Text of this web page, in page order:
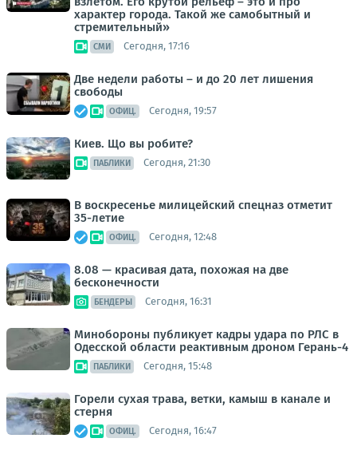
характер города. Такой же самобытный и
стремительный»
СМИ Сегодня, 17:16
Две недели работы – и до 20 лет лишения
свободы
ОФИЦ. Сегодня, 19:57
Киев. Що вы робите?
ПАБЛИКИ Сегодня, 21:30
В воскресенье милицейский спецназ отметит
35-летие
ОФИЦ. Сегодня, 12:48
8.08 — красивая дата, похожая на две
бесконечности
БЕНДЕРЫ Сегодня, 16:31
Минобороны публикует кадры удара по РЛС в
Одесской области реактивным дроном Герань-4
ПАБЛИКИ Сегодня, 15:48
Горели сухая трава, ветки, камыш в канале и
стерня
ОФИЦ. Сегодня, 16:47